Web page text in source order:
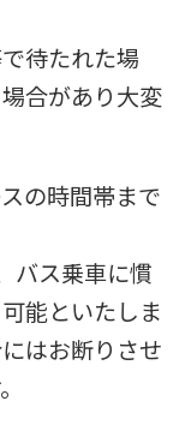
待たれた場
合があり大変
の時間帯まで
バス乗車に慣
能といたしま
はお断りさせ